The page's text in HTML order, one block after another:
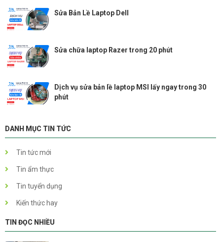
Sửa Bản Lề Laptop Dell
Sửa chữa laptop Razer trong 20 phút
Dịch vụ sửa bản lề laptop MSI lấy ngay trong 30
phút
DANH MỤC TIN TỨC
Tin tức mới
Tin ẩm thực
Tin tuyển dụng
Kiến thức hay
TIN ĐỌC NHIỀU